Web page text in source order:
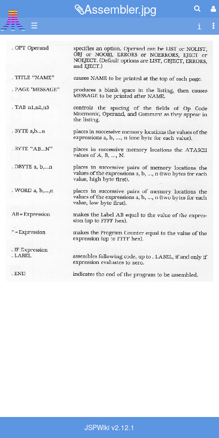
Assembler.jpg
☰
JSPWiki v2.12.1